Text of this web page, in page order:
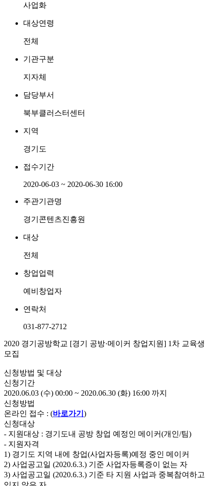
사업화
대상연령
전체
기관구분
지자체
담당부서
북부클러스터센터
지역
경기도
접수기간
2020-06-03 ~ 2020-06-30 16:00
주관기관명
경기콘텐츠진흥원
대상
전체
창업업력
예비창업자
연락처
031-877-2712
2020 경기공방학교 [경기 공방·메이커 창업지원] 1차 교육생
모집
신청방법 및 대상
신청기간
2020.06.03 (수) 00:00 ~ 2020.06.30 (화) 16:00 까지
신청방법
온라인 접수 : (바로가기 )
신청대상
- 지원대상 : 경기도내 공방 창업 예정인 메이커(개인/팀)
- 지원자격
1) 경기도 지역 내에 창업(사업자등록)예정 중인 메이커
2) 사업공고일 (2020.6.3.) 기준 사업자등록증이 없는 자
3) 사업공고일 (2020.6.3.) 기준 타 지원 사업과 중복참여하고